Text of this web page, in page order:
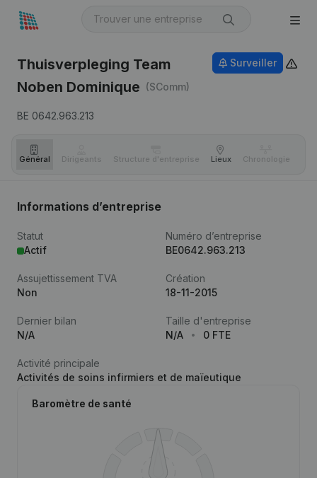
Thuisverpleging Team
Noben Dominique (SComm)
BE 0642.963.213
Surveiller
Général Dirigeants Structure d'entreprise Lieux Chronologie
Informations d’entreprise
Statut
Actif
Numéro d’entreprise
BE0642.963.213
Assujettissement TVA
Non
Création
18-11-2015
Dernier bilan
N/A
Taille d'entreprise
N/A
0 FTE
Activité principale
Activités de soins infirmiers et de maïeutique
Baromètre de santé